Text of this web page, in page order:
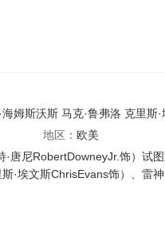
海姆斯沃斯 马克·鲁弗洛 克里斯
地区：欧美
·唐尼RobertDowneyJr.饰）试
埃文斯ChrisEvans饰）、雷